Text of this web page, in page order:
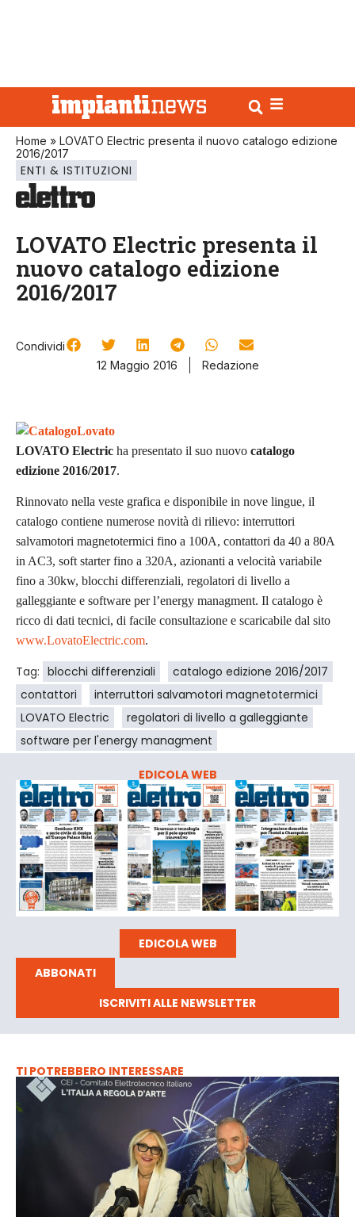
Home » LOVATO Electric presenta il nuovo catalogo edizione
2016/2017
ENTI & ISTITUZIONI
LOVATO Electric presenta il
nuovo catalogo edizione
2016/2017
Condividi
12 Maggio 2016
Redazione
LOVATO Electric ha presentato il suo nuovo catalogo
edizione 2016/2017.
Rinnovato nella veste grafica e disponibile in nove lingue, il
catalogo contiene numerose novità di rilievo: interruttori
salvamotori magnetotermici fino a 100A, contattori da 40 a 80A
in AC3, soft starter fino a 320A, azionanti a velocità variabile
fino a 30kw, blocchi differenziali, regolatori di livello a
galleggiante e software per l’energy managment. Il catalogo è
ricco di dati tecnici, di facile consultazione e scaricabile dal sito
www.LovatoElectric.com.
Tag: blocchi differenziali
catalogo edizione 2016/2017
contattori
interruttori salvamotori magnetotermici
LOVATO Electric
regolatori di livello a galleggiante
software per l'energy managment
EDICOLA WEB
EDICOLA WEB
ABBONATI
ISCRIVITI ALLE NEWSLETTER
TI POTREBBERO INTERESSARE